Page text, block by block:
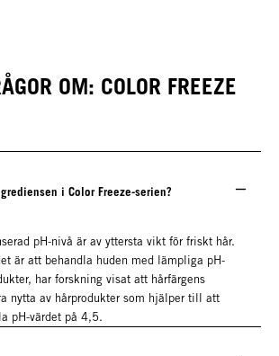
OM: COLOR FREEZE
i Color Freeze-serien?
pH-nivå är av yttersta vikt för friskt hår.
är att behandla huden med lämpliga pH-
har forskning visat att hårfärgens
nytta av hårprodukter som hjälper till att
pH-värdet på 4,5.